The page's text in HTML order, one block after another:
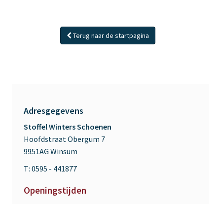
Terug naar de startpagina
Adresgegevens
Stoffel Winters Schoenen
Hoofdstraat Obergum 7
9951AG Winsum
T: 0595 - 441877
Openingstijden